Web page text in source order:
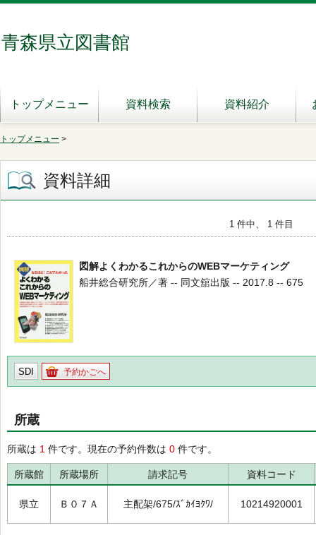
青森県立図書館
トップメニュー 資料検索 資料紹介
トップメニュー >
資料詳細
1 件中、 1 件目
図解よくわかるこれからのWEBマーケティング
船井総合研究所／著 -- 同文舘出版 -- 2017.8 -- 675
SDI 予約かごへ
所蔵
所蔵は 1 件です。現在の予約件数は 0 件です。
所蔵館 所蔵場所 請求記号 資料コード
県立 Ｂ０７Ａ 主配架/675/ｽﾞｶｲﾖｸﾜ/ 10214920001